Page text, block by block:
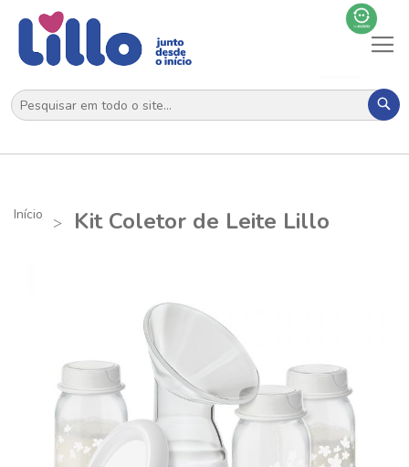
Início Kit Coletor de Leite Lillo
imagens